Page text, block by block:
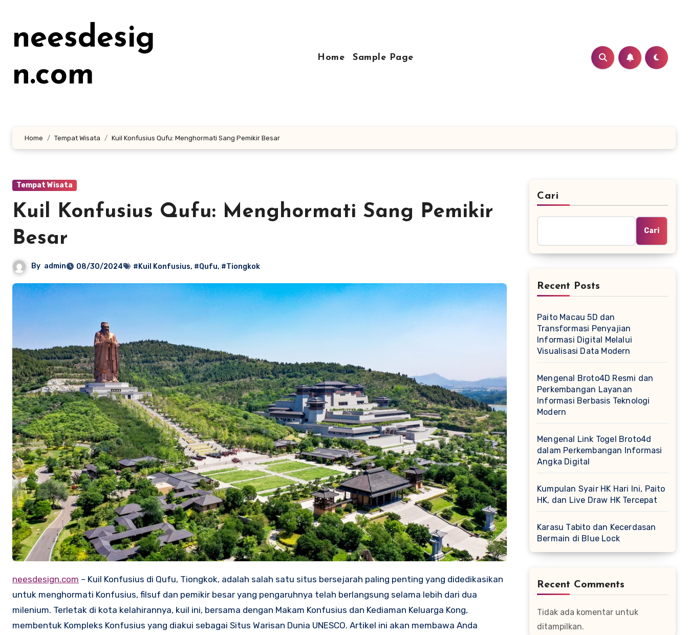
kontenneesdesig
n.com
Home Sample Page
Home Tempat Wisata Kuil Konfusius Qufu: Menghormati Sang Pemikir Besar
Tempat Wisata
Kuil Konfusius Qufu: Menghormati Sang Pemikir
Besar
By admin 08/30/2024 #Kuil Konfusius, #Qufu, #Tiongkok
neesdesign.com – Kuil Konfusius di Qufu, Tiongkok, adalah salah satu situs bersejarah paling penting yang didedikasikan
untuk menghormati Konfusius, filsuf dan pemikir besar yang pengaruhnya telah berlangsung selama lebih dari dua
milenium. Terletak di kota kelahirannya, kuil ini, bersama dengan Makam Konfusius dan Kediaman Keluarga Kong,
membentuk Kompleks Konfusius yang diakui sebagai Situs Warisan Dunia UNESCO. Artikel ini akan membawa Anda
Cari
Cari
Recent Posts
Paito Macau 5D dan
Transformasi Penyajian
Informasi Digital Melalui
Visualisasi Data Modern
Mengenal Broto4D Resmi dan
Perkembangan Layanan
Informasi Berbasis Teknologi
Modern
Mengenal Link Togel Broto4d
dalam Perkembangan Informasi
Angka Digital
Kumpulan Syair HK Hari Ini, Paito
HK, dan Live Draw HK Tercepat
Karasu Tabito dan Kecerdasan
Bermain di Blue Lock
Recent Comments
Tidak ada komentar untuk
ditampilkan.